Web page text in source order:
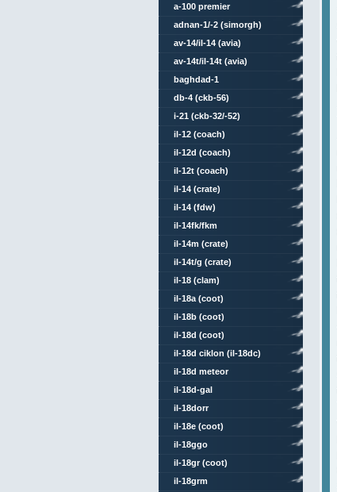
a-100 premier
adnan-1/-2 (simorgh)
av-14/il-14 (avia)
av-14t/il-14t (avia)
baghdad-1
db-4 (ckb-56)
i-21 (ckb-32/-52)
il-12 (coach)
il-12d (coach)
il-12t (coach)
il-14 (crate)
il-14 (fdw)
il-14fk/fkm
il-14m (crate)
il-14t/g (crate)
il-18 (clam)
il-18a (coot)
il-18b (coot)
il-18d (coot)
il-18d ciklon (il-18dc)
il-18d meteor
il-18d-gal
il-18dorr
il-18e (coot)
il-18ggo
il-18gr (coot)
il-18grm